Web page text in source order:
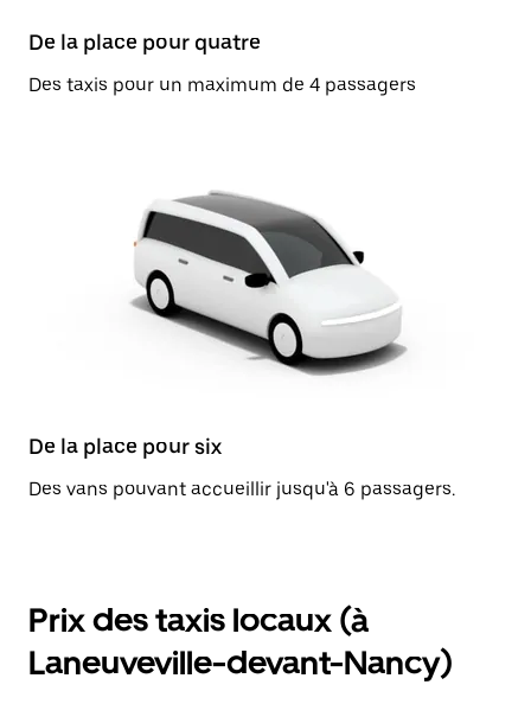
De la place pour quatre
Des taxis pour un maximum de 4 passagers
De la place pour six
Des vans pouvant accueillir jusqu'à 6 passagers.
Prix des taxis locaux (à
Laneuveville-devant-Nancy)